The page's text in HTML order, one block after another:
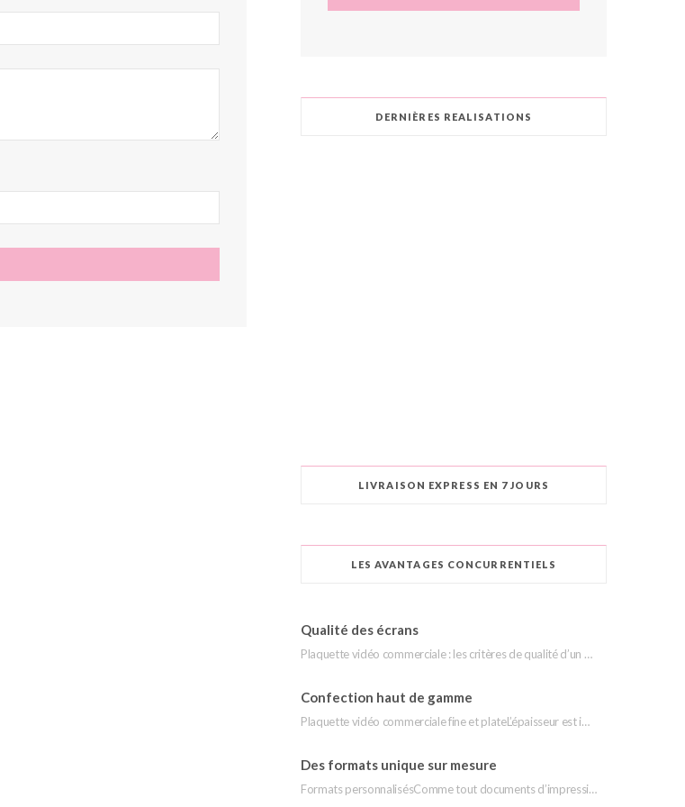
DERNIÈRES REALISATIONS
LIVRAISON EXPRESS EN 7 JOURS
LES AVANTAGES CONCURRENTIELS
Qualité des écrans
Plaquette vidéo commerciale : les critères de qualité d’un écran Tout comme pour les mobiles…
Confection haut de gamme
Plaquette vidéo commerciale fine et plateL’épaisseur est important en ce qui concerne le look de…
Des formats unique sur mesure
Formats personnalisésComme tout documents d’impression vous pouvez personnaliser et créer des effets de style qui…